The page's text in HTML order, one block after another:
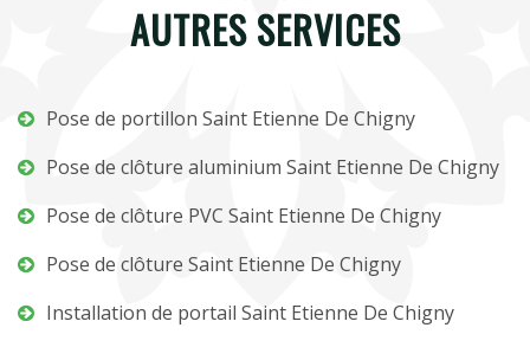
AUTRES SERVICES
Pose de portillon Saint Etienne De Chigny
Pose de clôture aluminium Saint Etienne De Chigny
Pose de clôture PVC Saint Etienne De Chigny
Pose de clôture Saint Etienne De Chigny
Installation de portail Saint Etienne De Chigny